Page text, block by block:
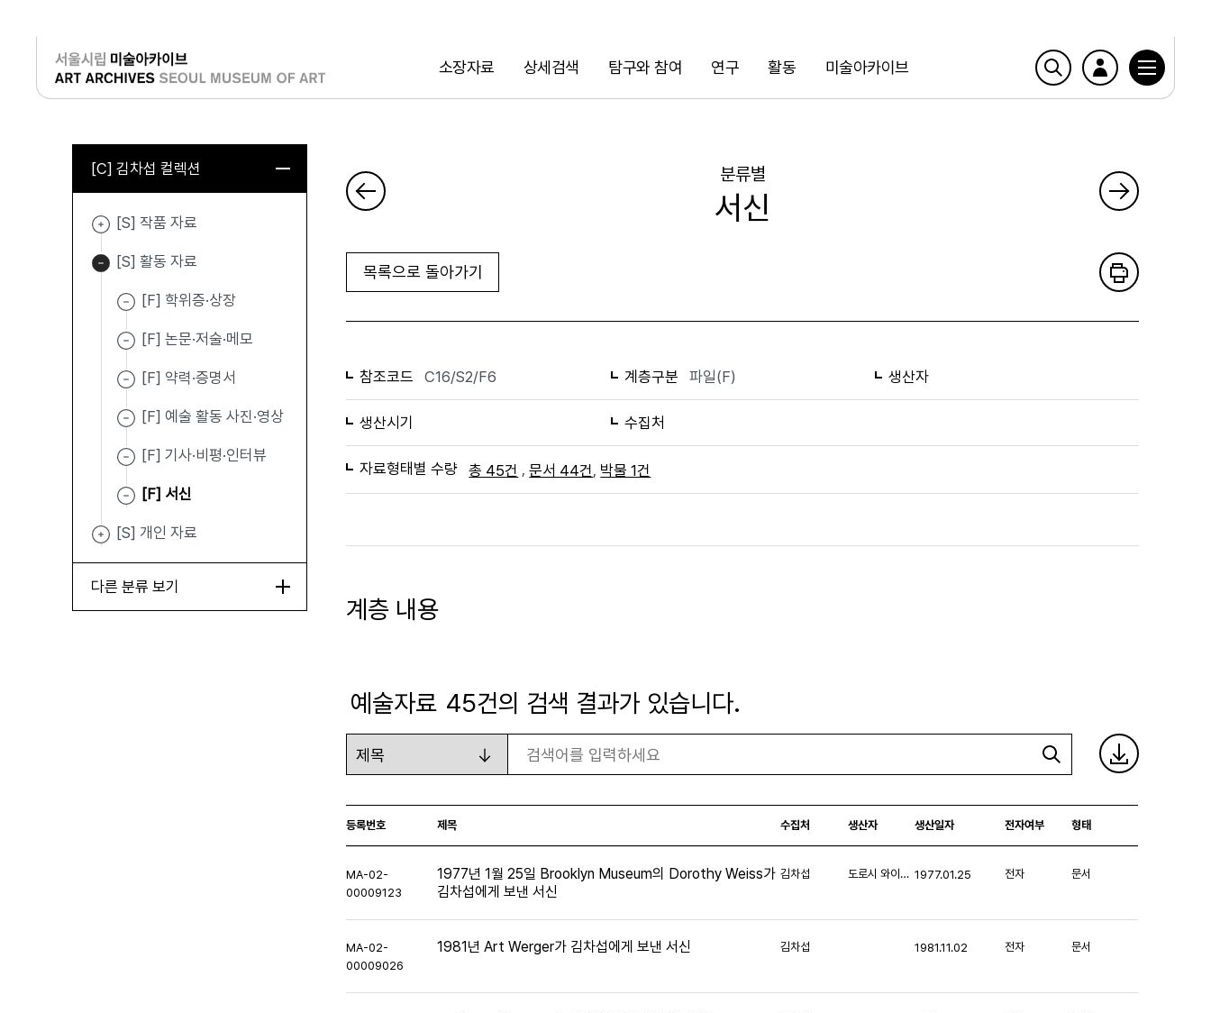
소장자료 상세검색 탐구와 참여 연구 활동 미술아카이브
검색
로그인
[C] 김차섭 컬렉션
[S] 작품 자료
[S] 활동 자료
[F] 학위증·상장
[F] 논문·저술·메모
[F] 약력·증명서
[F] 예술 활동 사진·영상
[F] 기사·비평·인터뷰
[F] 서신
[S] 개인 자료
다른 분류 보기
분류별
서신
목록으로 돌아가기
참조코드 C16/S2/F6 계층구분 파일(F) 생산자
생산시기 수집처
자료형태별 수량 총 45건 ,문서 44건 박물 1건
계층 내용
예술자료 45건의 검색 결과가 있습니다.
검색
등록번호 제목 수집처 생산자 생산일자 전자여부 형태
MA-02-
00009123
1977년 1월 25일 Brooklyn Museum의 Dorothy Weiss가
김차섭에게 보낸 서신
김차섭 도로시 와이스(Dorothy Weiss) 1977.01.25 전자 문서
MA-02-
00009026
1981년 Art Werger가 김차섭에게 보낸 서신 김차섭 1981.11.02 전자 문서